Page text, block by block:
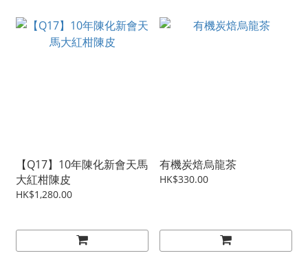
【Q17】10年陳化新會天馬
大紅柑陳皮
HK$1,280.00
有機炭焙烏龍茶
HK$330.00